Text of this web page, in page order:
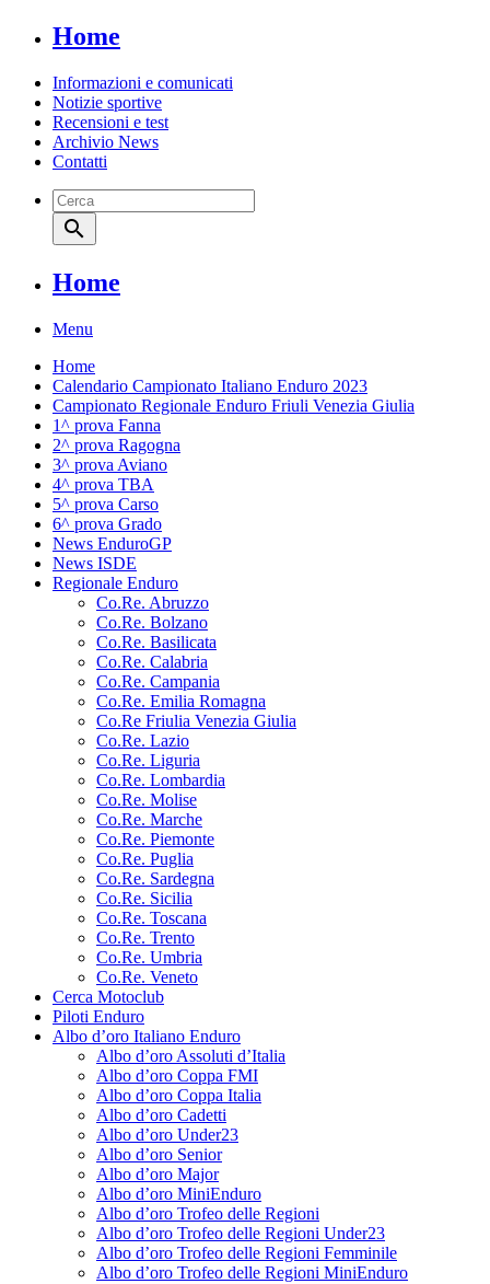
Home
Informazioni e comunicati
Notizie sportive
Recensioni e test
Archivio News
Contatti
search
Home
Menu
Home
Calendario Campionato Italiano Enduro 2023
Campionato Regionale Enduro Friuli Venezia Giulia
1^ prova Fanna
2^ prova Ragogna
3^ prova Aviano
4^ prova TBA
5^ prova Carso
6^ prova Grado
News EnduroGP
News ISDE
Regionale Enduro
Co.Re. Abruzzo
Co.Re. Bolzano
Co.Re. Basilicata
Co.Re. Calabria
Co.Re. Campania
Co.Re. Emilia Romagna
Co.Re Friulia Venezia Giulia
Co.Re. Lazio
Co.Re. Liguria
Co.Re. Lombardia
Co.Re. Molise
Co.Re. Marche
Co.Re. Piemonte
Co.Re. Puglia
Co.Re. Sardegna
Co.Re. Sicilia
Co.Re. Toscana
Co.Re. Trento
Co.Re. Umbria
Co.Re. Veneto
Cerca Motoclub
Piloti Enduro
Albo d’oro Italiano Enduro
Albo d’oro Assoluti d’Italia
Albo d’oro Coppa FMI
Albo d’oro Coppa Italia
Albo d’oro Cadetti
Albo d’oro Under23
Albo d’oro Senior
Albo d’oro Major
Albo d’oro MiniEnduro
Albo d’oro Trofeo delle Regioni
Albo d’oro Trofeo delle Regioni Under23
Albo d’oro Trofeo delle Regioni Femminile
Albo d’oro Trofeo delle Regioni MiniEnduro